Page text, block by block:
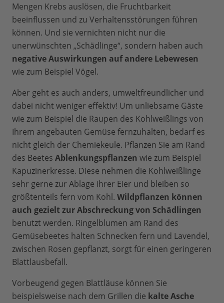
Mengen Krebs auslösen, die Fruchtbarkeit
beeinflussen und zu Verhaltensstörungen führen
können. Und sie vernichten nicht nur die
unerwünschten „Schädlinge“, sondern haben auch
negative Auswirkungen auf andere Lebewesen
wie zum Beispiel Vögel.
Aber geht es auch anders, umweltfreundlicher und
dabei nicht weniger effektiv! Um unliebsame Gäste
wie zum Beispiel die Raupen des Kohlweißlings von
Ihrem angebauten Gemüse fernzuhalten, bedarf es
nicht gleich der Chemiekeule. Pflanzen Sie am Rand
des Beetes Ablenkungspflanzen wie zum Beispiel
Kapuzinerkresse. Diese nehmen die Kohlweißlinge
sehr gerne zur Ablage ihrer Eier und bleiben so
größtenteils fern vom Kohl. Wildpflanzen können
auch gezielt zur Abschreckung von Schädlingen
benutzt werden. Ringelblumen am Rand des
Gemüsebeetes halten Schnecken fern und Lavendel,
zwischen Rosen gepflanzt, sorgt für einen geringeren
Blattlausbefall.
Vorbeugend gegen Blattläuse können Sie
beispielsweise nach dem Grillen die kalte Asche